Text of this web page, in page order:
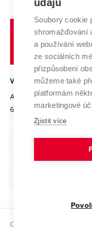
Systém zajišťování
Výzkumné
Transfer znalostí
Open Science
Projekty
Projekty ze
Specifický výzkum
Zahraniční spolupráce
Spolupráce se školami
Služby univerzity
Mezinárodní dohody
Univerzitní sítě
Profil univerzity
Udržitelná univerzita
Podnikavá univerzita /
Bezpečná univerzita
Vyznamenání
Organizační struktura
Ochrana osobních údajů
Sociální bezpečí
VYSOKÉ UČENÍ
Antonínská 548/1
602 00 Brno
Copyright © 2026 VUT
údajů
Soubory cookie
shromažďování
a používání
ze sociálních
přizpůsobení
můžeme také
platformám
marketingové
Zjistit více